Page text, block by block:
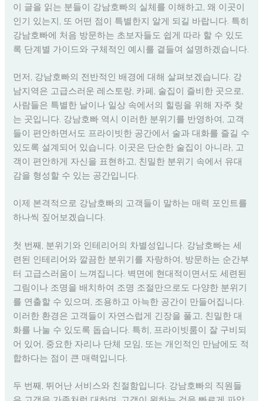
이 글을 읽는 분들이 강남호빠의 실체를 이해하고, 왜 이곳이
인기 있는지, 또 어떤 점이 특별한지 알게 되길 바랍니다. 특히
강남호빠에 처음 방문하는 초보자들도 쉽게 따라 할 수 있도
록 단계별 가이드와 구체적인 예시를 곁들여 설명하겠습니다.
먼저, 강남호빠의 전반적인 배경에 대해 살펴보겠습니다. 강
남지역은 고급스러운 레스토랑, 카페, 술집이 즐비한 곳으로,
사람들은 특별한 날이나 일상 속에서의 힐링을 위해 자주 찾
는 곳입니다. 강남호빠 역시 이러한 분위기를 반영하여, 고객
들이 편안하면서도 프라이빗한 공간에서 술과 대화를 즐길 수
있도록 설계되어 있습니다. 이곳은 단순한 술집이 아니라, 고
객이 편안하게 자신을 표현하고, 친밀한 분위기 속에서 유대
감을 형성할 수 있는 공간입니다.
이제 본격적으로 강남호빠의 고객들이 말하는 매력 포인트를
하나씩 짚어보겠습니다.
첫 번째, 분위기와 인테리어의 차별성입니다. 강남호빠는 세
련된 인테리어와 깔끔한 분위기를 자랑하여, 방문하는 순간부
터 고급스러움이 느껴집니다. 벽면에 현대적이면서도 세련된
그림이나 조명을 배치하여 조명 조절만으로도 다양한 분위기
를 연출할 수 있으며, 조용하고 아늑한 공간이 만들어집니다.
이러한 환경은 고객들이 자연스럽게 긴장을 풀고, 친밀한 대
화를 나눌 수 있도록 돕습니다. 특히, 프라이빗룸이 잘 구비되
어 있어, 중요한 자리나 단체 모임, 또는 개인적인 만남에도 적
합하다는 점이 큰 매력입니다.
두 번째, 뛰어난 서비스와 친절함입니다. 강남호빠의 직원들